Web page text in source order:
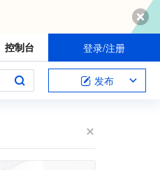
控制台 登录/注册
发布